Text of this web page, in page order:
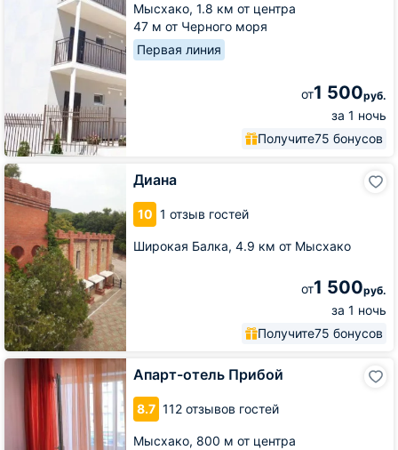
Мысхако, 1.8 км от центра
47 м от Черного моря
Первая линия
от1 500руб.
за 1 ночь
Получите75 бонусов
Диана
10 1 отзыв гостей
Широкая Балка, 4.9 км от Мысхако
от1 500руб.
за 1 ночь
Получите75 бонусов
Диана
Апарт-отель Прибой
8.7 112 отзывов гостей
Мысхако, 800 м от центра
Апарт-
отель